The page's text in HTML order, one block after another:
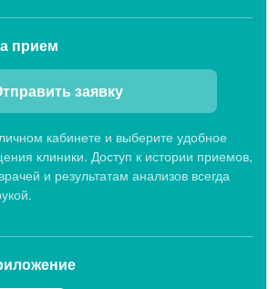
прием
заявку
кабинете и выберите удобное
клиники. Доступ к истории приемов,
и результатам анализов всегда